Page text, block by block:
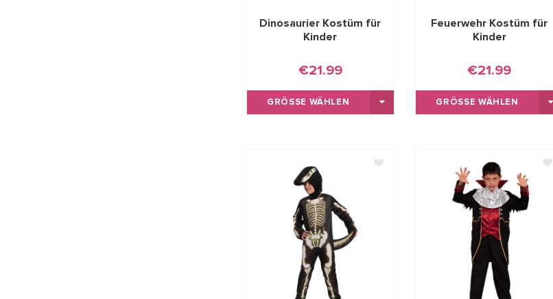
Dinosaurier Kostüm für
Kinder
€21.99
GRÖSSE WÄHLEN
Feuerwehr Kostüm für
Kinder
€21.99
GRÖSSE WÄHLEN